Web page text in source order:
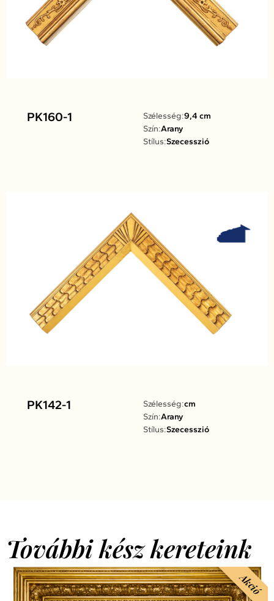
PK160-1 Szélesség:9,4 cm
Szín:Arany
Stílus:Szecesszió
PK142-1 Szélesség:cm
Szín:Arany
Stílus:Szecesszió
További kész kereteink
Akció